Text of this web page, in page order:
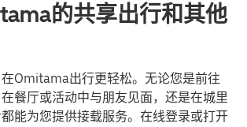
的共享出行和其他
Omitama出行更轻松。无论您是前往
餐厅或活动中与朋友见面，还是在城里
能为您提供接载服务。在线登录或打开